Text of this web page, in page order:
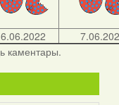
6.06.2022
каментары.